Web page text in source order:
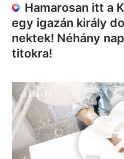
Hamarosan itt a
egy igazán király
nektek! Néhány
titokra!